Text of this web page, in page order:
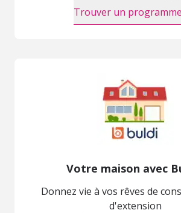
Trouver un programme
Votre maison avec
Donnez vie à vos rêves de
d'extension